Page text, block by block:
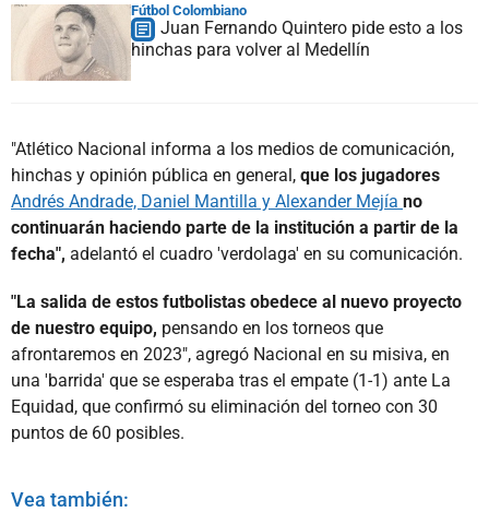
Fútbol Colombiano
Juan Fernando Quintero pide esto a los
hinchas para volver al Medellín
"Atlético Nacional informa a los medios de comunicación,
hinchas y opinión pública en general, que los jugadores
Andrés Andrade, Daniel Mantilla y Alexander Mejía no
continuarán haciendo parte de la institución a partir de la
fecha", adelantó el cuadro 'verdolaga' en su comunicación.
"La salida de estos futbolistas obedece al nuevo proyecto
de nuestro equipo, pensando en los torneos que
afrontaremos en 2023", agregó Nacional en su misiva, en
una 'barrida' que se esperaba tras el empate (1-1) ante La
Equidad, que confirmó su eliminación del torneo con 30
puntos de 60 posibles.
Vea también: